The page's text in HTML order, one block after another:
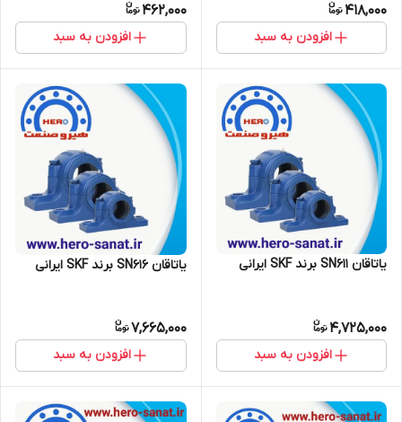
418,000
افزودن به سبد
462,000
افزودن به سبد
یاتاقان SN611 برند SKF ایرانی
4,725,000
افزودن به سبد
یاتاقان SN616 برند SKF ایرانی
7,665,000
افزودن به سبد